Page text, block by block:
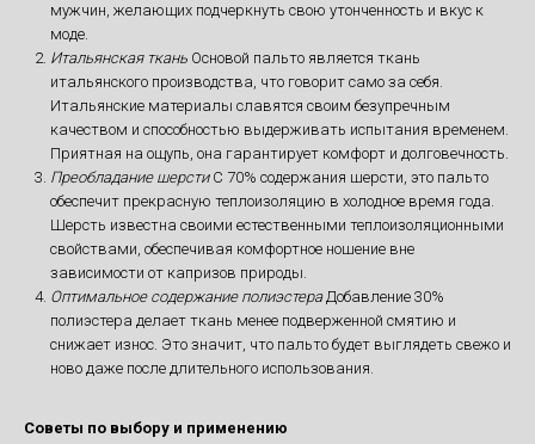
мужчин, желающих подчеркнуть свою утонченность и вкус к
моде.
Итальянская ткань Основой пальто является ткань
итальянского производства, что говорит само за себя.
Итальянские материалы славятся своим безупречным
качеством и способностью выдерживать испытания временем.
Приятная на ощупь, она гарантирует комфорт и долговечность.
Преобладание шерсти С 70% содержания шерсти, это пальто
обеспечит прекрасную теплоизоляцию в холодное время года.
Шерсть известна своими естественными теплоизоляционными
свойствами, обеспечивая комфортное ношение вне
зависимости от капризов природы.
Оптимальное содержание полиэстераДобавление 30%
полиэстера делает ткань менее подверженной смятию и
снижает износ. Это значит, что пальто будет выглядеть свежо и
ново даже после длительного использования.
Советы по выбору и применению